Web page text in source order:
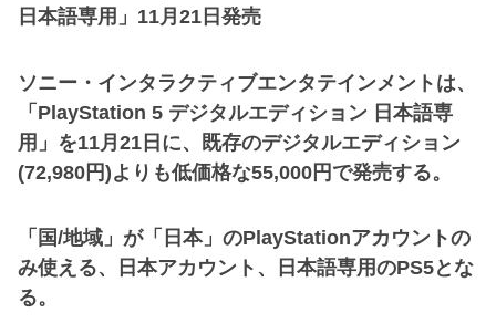
日本語専用」11月21日発売
ソニー・インタラクティブエンタテインメントは、
「PlayStation 5 デジタルエディション 日本語専
用」を11月21日に、既存のデジタルエディション
(72,980円)よりも低価格な55,000円で発売する。
「国/地域」が「日本」のPlayStationアカウントの
み使える、日本アカウント、日本語専用のPS5とな
る。